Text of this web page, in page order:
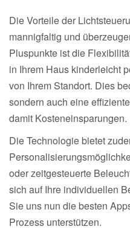
Die Vorteile der
mannigfaltig und
Pluspunkte ist die
in Ihrem Haus kinderleicht
von Ihrem Standort. Dies
sondern auch eine
damit Kosteneinsparungen.
Die Technologie bietet
oder zeitgesteuerte
sich auf Ihre individuellen
Sie uns nun die besten
Prozess unterstützen.